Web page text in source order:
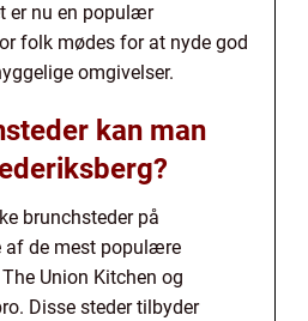
er nu en populær
folk mødes for at nyde god
omgivelser.
kan man
brunchsteder på
af de mest populære
Union Kitchen og
Disse steder tilbyder